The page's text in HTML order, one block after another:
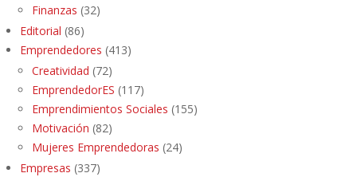
Finanzas (32)
Editorial (86)
Emprendedores (413)
Creatividad (72)
EmprendedorES (117)
Emprendimientos Sociales (155)
Motivación (82)
Mujeres Emprendedoras (24)
Empresas (337)